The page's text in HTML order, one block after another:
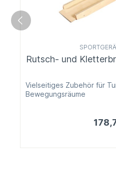
Rutsch- und
Vielseitiges Zubehör für
Bewegungsräume